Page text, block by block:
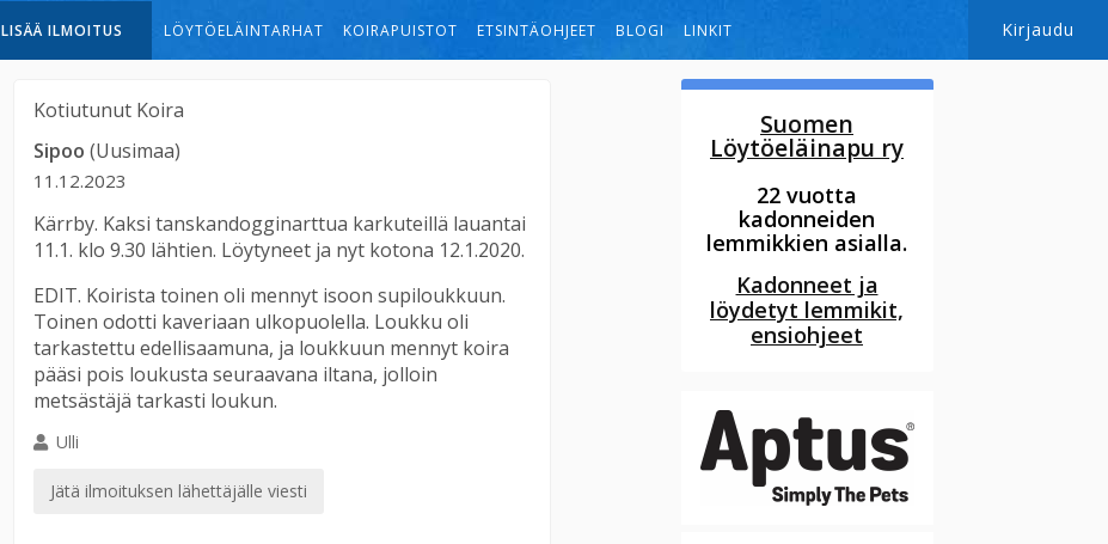
LISÄÄ ILMOITUS LÖYTÖELÄINTARHAT KOIRAPUISTOT ETSINTÄOHJEET BLOGI LINKIT Kirjaudu
Kotiutunut Koira
Sipoo (Uusimaa)
11.12.2023
Kärrby. Kaksi tanskandogginarttua karkuteillä lauantai
11.1. klo 9.30 lähtien. Löytyneet ja nyt kotona 12.1.2020.
EDIT. Koirista toinen oli mennyt isoon supiloukkuun.
Toinen odotti kaveriaan ulkopuolella. Loukku oli
tarkastettu edellisaamuna, ja loukkuun mennyt koira
pääsi pois loukusta seuraavana iltana, jolloin
metsästäjä tarkasti loukun.
Ulli
Jätä ilmoituksen lähettäjälle viesti
Suomen
Löytöeläinapu ry
22 vuotta
kadonneiden
lemmikkien asialla.
Kadonneet ja
löydetyt lemmikit,
ensiohjeet